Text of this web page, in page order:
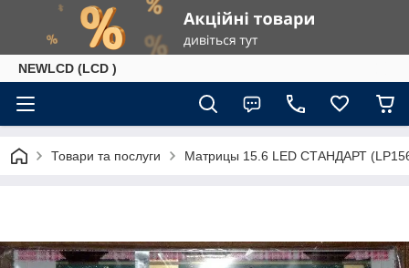
NEWLCD (LCD )
Товари та послуги Матрицы 15.6 LED СТАНДАРТ